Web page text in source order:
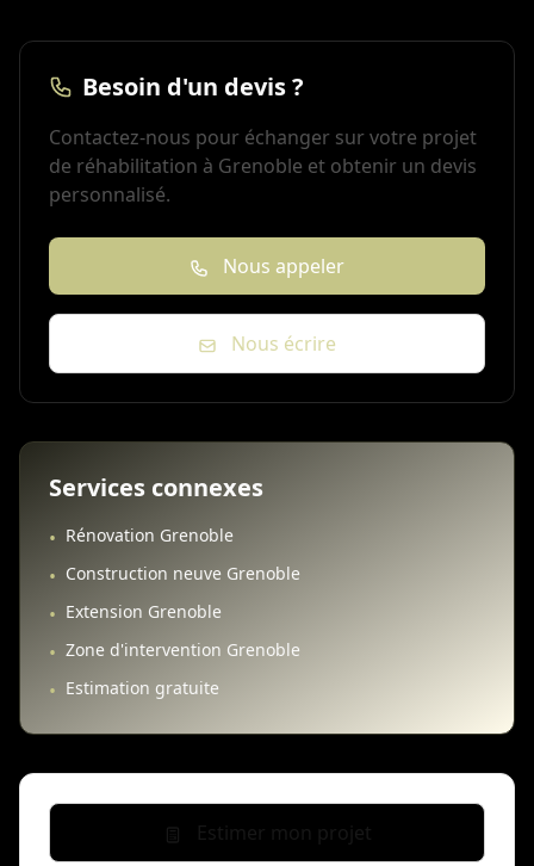
Besoin d'un devis ?
Contactez-nous pour échanger sur votre projet
de réhabilitation à Grenoble et obtenir un devis
personnalisé.
Nous appeler
Nous écrire
Services connexes
• Rénovation Grenoble
• Construction neuve Grenoble
• Extension Grenoble
• Zone d'intervention Grenoble
• Estimation gratuite